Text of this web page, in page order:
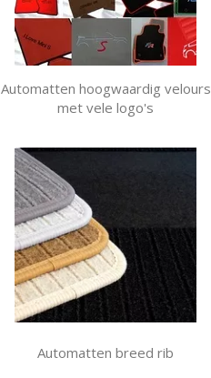
Automatten hoogwaardig velours
met vele logo's
Automatten breed rib